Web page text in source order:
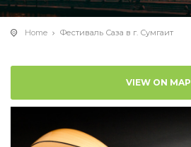
Home Фестиваль Саза в г. Сумгаит
VIEW ON MAP